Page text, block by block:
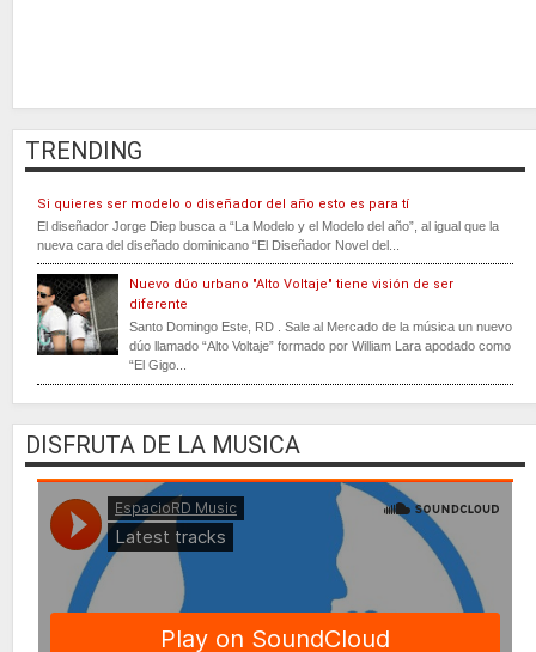
TRENDING
Si quieres ser modelo o diseñador del año esto es para tí
El diseñador Jorge Diep busca a “La Modelo y el Modelo del año”, al igual que la
nueva cara del diseñado dominicano “El Diseñador Novel del...
Nuevo dúo urbano "Alto Voltaje" tiene visión de ser
diferente
Santo Domingo Este, RD . Sale al Mercado de la música un nuevo
dúo llamado “Alto Voltaje” formado por William Lara apodado como
“El Gigo...
DISFRUTA DE LA MUSICA